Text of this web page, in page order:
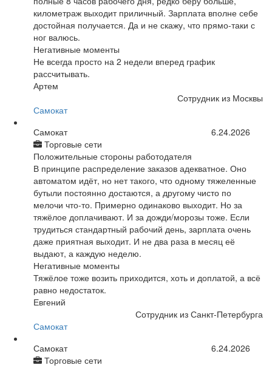
километраж выходит приличный. Зарплата вполне себе
достойная получается. Да и не скажу, что прямо-таки с
ног валюсь.
Негативные моменты
Не всегда просто на 2 недели вперед график
рассчитывать.
Артем
Сотрудник из Москвы
Самокат
Самокат
Торговые сети
6.24.2026
Положительные стороны работодателя
В принципе распределение заказов адекватное. Оно
автоматом идёт, но нет такого, что одному тяжеленные
бутыли постоянно достаются, а другому чисто по
мелочи что-то. Примерно одинаково выходит. Но за
тяжёлое доплачивают. И за дожди/морозы тоже. Если
трудиться стандартный рабочий день, зарплата очень
даже приятная выходит. И не два раза в месяц её
выдают, а каждую неделю.
Негативные моменты
Тяжёлое тоже возить приходится, хоть и доплатой, а всё
равно недостаток.
Евгений
Сотрудник из Санкт-Петербурга
Самокат
Самокат
Торговые сети
6.24.2026